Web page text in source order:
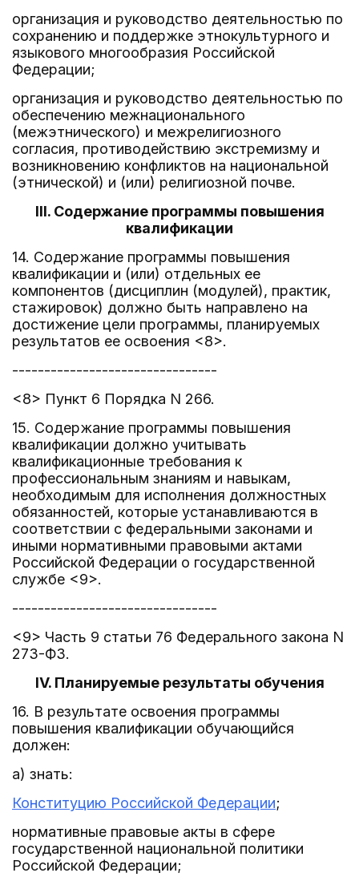
организация и руководство деятельностью по
сохранению и поддержке этнокультурного и
языкового многообразия Российской
Федерации;
организация и руководство деятельностью по
обеспечению межнационального
(межэтнического) и межрелигиозного
согласия, противодействию экстремизму и
возникновению конфликтов на национальной
(этнической) и (или) религиозной почве.
III. Содержание программы повышения
квалификации
14. Содержание программы повышения
квалификации и (или) отдельных ее
компонентов (дисциплин (модулей), практик,
стажировок) должно быть направлено на
достижение цели программы, планируемых
результатов ее освоения <8>.
--------------------------------
<8> Пункт 6 Порядка N 266.
15. Содержание программы повышения
квалификации должно учитывать
квалификационные требования к
профессиональным знаниям и навыкам,
необходимым для исполнения должностных
обязанностей, которые устанавливаются в
соответствии с федеральными законами и
иными нормативными правовыми актами
Российской Федерации о государственной
службе <9>.
--------------------------------
<9> Часть 9 статьи 76 Федерального закона N
273-ФЗ.
IV. Планируемые результаты обучения
16. В результате освоения программы
повышения квалификации обучающийся
должен:
а) знать:
Конституцию Российской Федерации;
нормативные правовые акты в сфере
государственной национальной политики
Российской Федерации;